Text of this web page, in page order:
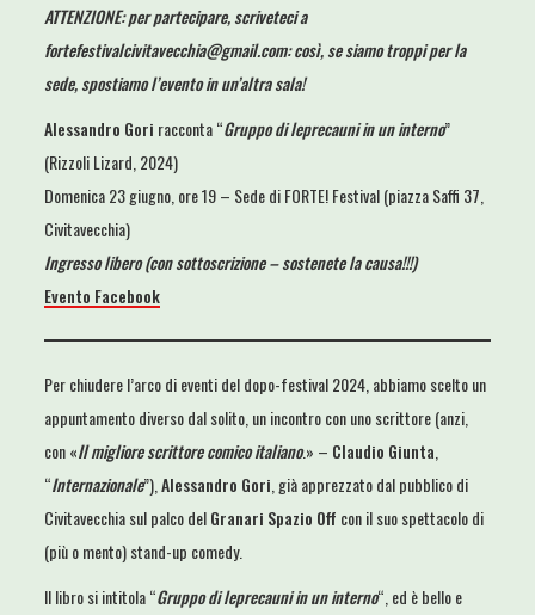
ATTENZIONE: per partecipare, scriveteci a
fortefestivalcivitavecchia@gmail.com: così, se siamo troppi per la
sede, spostiamo l’evento in un’altra sala!
Alessandro Gori racconta “Gruppo di leprecauni in un interno”
(Rizzoli Lizard, 2024)
Domenica 23 giugno, ore 19 – Sede di FORTE! Festival (piazza Saffi 37,
Civitavecchia)
Ingresso libero (con sottoscrizione – sostenete la causa!!!)
Evento Facebook
Per chiudere l’arco di eventi del dopo-festival 2024, abbiamo scelto un
appuntamento diverso dal solito, un incontro con uno scrittore (anzi,
con «Il migliore scrittore comico italiano.» – Claudio Giunta
“Internazionale”), Alessandro Gori , già apprezzato dal pubblico di
Civitavecchia sul palco delGranari Spazio Off con il suo spettacolo di
(più o mento) stand-up comedy.
Il libro si intitola “Gruppo di leprecauni in un interno“, ed è bello e